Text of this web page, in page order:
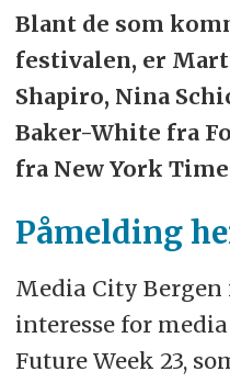
Klyngen samler
organisasjoner
media og
samlingspunkt
kreativitet og
man alt fra små
til internasjonale
Vizrt, Vimond,
Blant de som
festivalen, er
Shapiro, Nina
Baker-White fra
fra New York
Påmelding
Media City
interesse for
Future Week 23,